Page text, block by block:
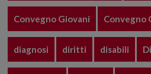
Convegno Giovani Convegno
diagnosi diritti disabili